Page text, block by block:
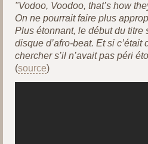
"Vodoo, Voodoo, that’s how
On ne pourrait faire plus
Plus étonnant, le début du titre
disque d’afro-beat. Et si
chercher s’il n’avait pas péri
(source)